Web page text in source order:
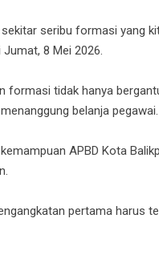
seribu formasi yang
8 Mei 2026.
formasi tidak hanya
belanja pegawai.
APBD Kota
pertama harus